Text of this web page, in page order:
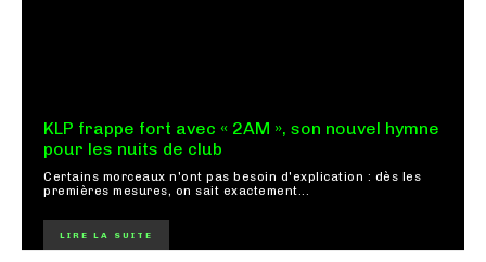
KLP frappe fort avec « 2AM », son nouvel hymne
pour les nuits de club
Certains morceaux n'ont pas besoin d'explication : dès les
premières mesures, on sait exactement...
LIRE LA SUITE